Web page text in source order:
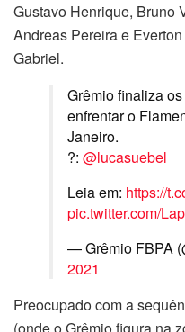
Gustavo Henrique, Bruno
Andreas Pereira e
Gabriel.
Grêmio finaliza
enfrentar o
Janeiro.
?: @lucasuebel
Leia em: https://
pic.twitter.com/
— Grêmio FBPA
2021
Preocupado com a